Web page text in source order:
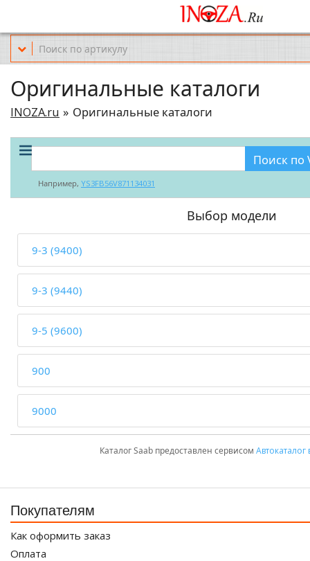
Офис обслуживания г.Краснодар (KRD) Куликова Поля 2 (магазин
Оригинальные каталоги
INOZA.ru Оригинальные каталоги
Поиск по
Например, YS3FB56V871134031
Выбор модели
9-3 (9400)
9-3 (9440)
9-5 (9600)
900
9000
Каталог Saab предоставлен сервисом Автокаталог
Покупателям
Как оформить заказ
Оплата